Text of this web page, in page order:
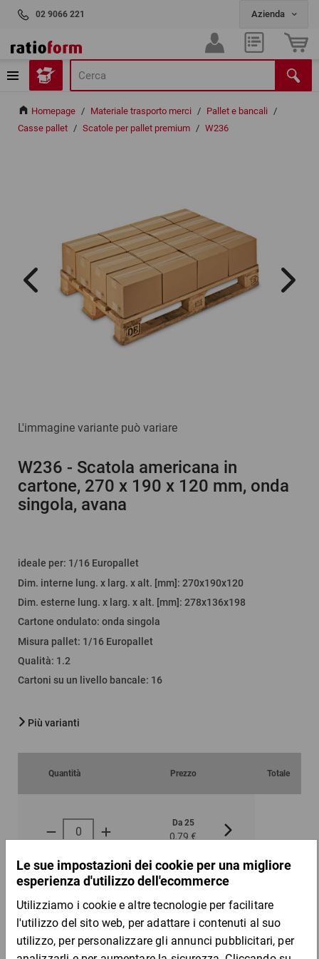
02 9066 221
Homepage / Materiale trasporto merci / Pallet e bancali /
Casse pallet / Scatole per pallet premium / W236
L'immagine variante può variare
W236 - Scatola americana in
cartone, 270 x 190 x 120 mm, onda
singola, avana
ideale per: 1/16 Europallet
Dim. interne lung. x larg. x alt. [mm]: 270x190x120
Dim. esterne lung. x larg. x alt. [mm] : 278x136x198
Cartone ondulato: onda singola
Misura pallet: 1/16 Europallet
Qualità: 1.2
Cartoni su un livello bancale: 16
Più varianti
Quantità Prezzo Totale
Da 25
0,79 €
Campione